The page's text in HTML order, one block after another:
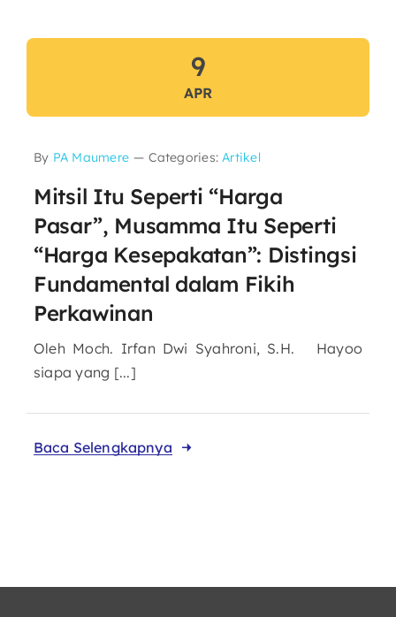
9
APR
By PA Maumere — Categories:Artikel
Mitsil Itu Seperti “Harga
Pasar”, Musamma Itu Seperti
“Harga Kesepakatan”: Distingsi
Fundamental dalam Fikih
Perkawinan
Oleh Moch. Irfan Dwi Syahroni, S.H. Hayoo
siapa yang [...]
Baca Selengkapnya